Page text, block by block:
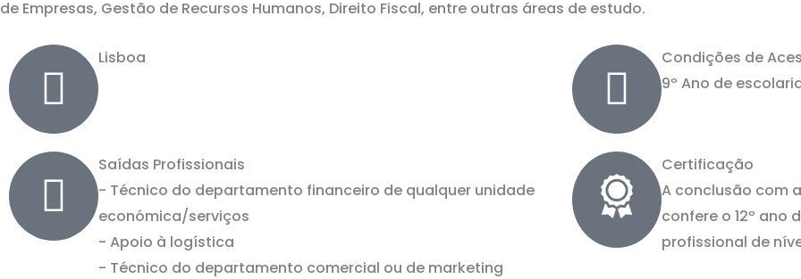
de Empresas, Gestão de Recursos Humanos, Direito Fiscal, entre outras áreas de estudo.
Lisboa
Condições de
9º Ano de
Saídas Profissionais
- Técnico do departamento financeiro de qualquer unidade
económica/serviços
- Apoio à logística
- Técnico do departamento comercial ou de marketing
Certificação
A conclusão com
confere o 12º ano
profissional de